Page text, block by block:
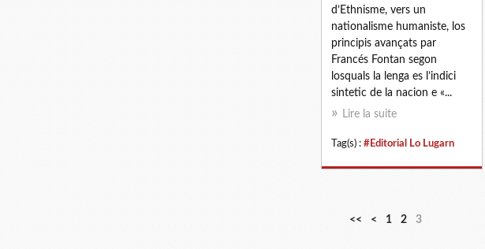
d’Ethnisme, vers un
nationalisme humaniste, los
principis avançats par
Francés Fontan segon
losquals la lenga es l’indici
sintetic de la nacion e «...
Lire la suite
Tag(s) : #Editorial Lo Lugarn
<< < 1 2 3